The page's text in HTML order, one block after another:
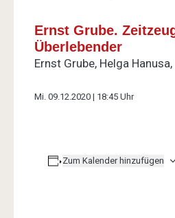
Ernst Grube.
Überlebender
Ernst Grube, Helga
Mi. 09.12.2020 | 18:45 Uhr
Zum Kalender hinzufügen